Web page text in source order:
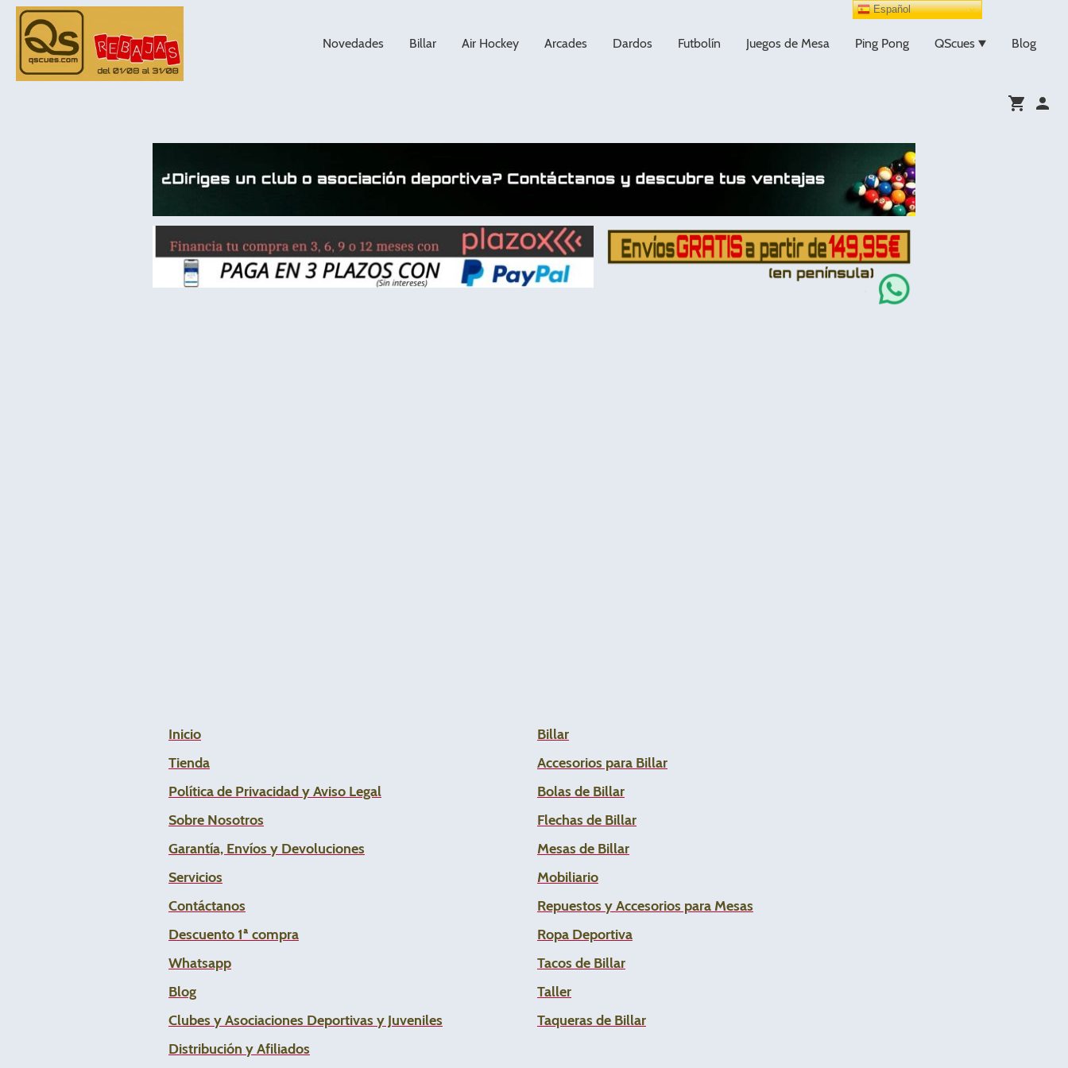
Novedades Billar Air Hockey Arcades Dardos Futbolín Juegos de Mesa Ping Pong QScues Blog
Inicio
Tienda
Política de Privacidad y Aviso Legal
Sobre Nosotros
Garantía, Envíos y Devoluciones
Servicios
Contáctanos
Descuento 1ª compra
Whatsapp
Blog
Clubes y Asociaciones Deportivas y Juveniles
Distribución y Afiliados
Billar
Accesorios para Billar
Bolas de Billar
Flechas de Billar
Mesas de Billar
Mobiliario
Repuestos y Accesorios para Mesas
Ropa Deportiva
Tacos de Billar
Taller
Taqueras de Billar
Español